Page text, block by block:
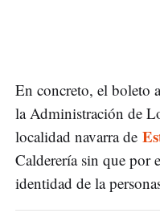
En concreto, el boleto
la Administración de
localidad navarra de
Calderería sin que por
identidad de la